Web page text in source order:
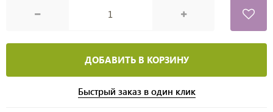
ДОБАВИТЬ В КОРЗИНУ
Быстрый заказ в один клик